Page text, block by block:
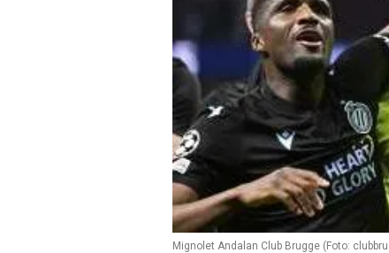
Mignolet Andalan Club Brugge (Foto: